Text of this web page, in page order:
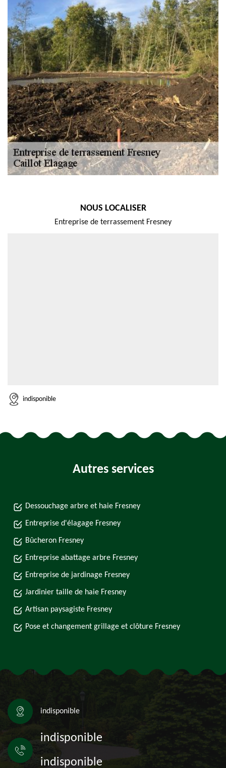
NOUS LOCALISER
Entreprise de terrassement Fresney
indisponible
Autres services
Dessouchage arbre et haie Fresney
Entreprise d'élagage Fresney
Bûcheron Fresney
Entreprise abattage arbre Fresney
Entreprise de jardinage Fresney
Jardinier taille de haie Fresney
Artisan paysagiste Fresney
Pose et changement grillage et clôture Fresney
indisponible
indisponible
indisponible